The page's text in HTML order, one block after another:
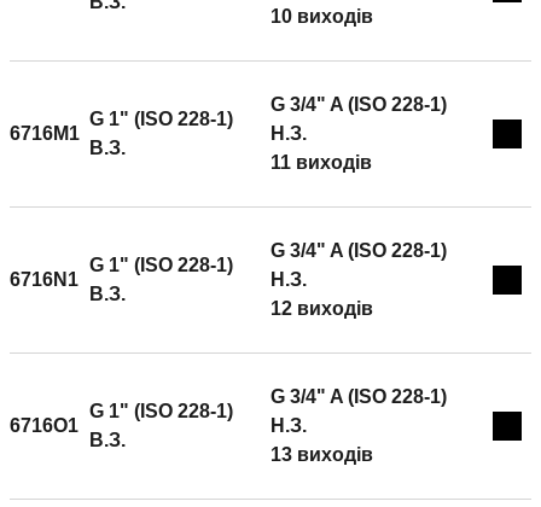
10 виходів
6716M1
G 1" (ISO 228-1)
B.З.
G 3/4" A (ISO 228-1)
H.З.
11 виходів
6716N1
G 1" (ISO 228-1)
B.З.
G 3/4" A (ISO 228-1)
H.З.
12 виходів
6716O1
G 1" (ISO 228-1)
B.З.
G 3/4" A (ISO 228-1)
H.З.
13 виходів